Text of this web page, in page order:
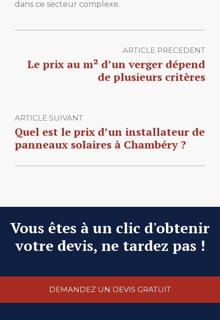
dans ce secteur complexe.
ARTICLE PRECEDENT
Le prix au m² d’un verger dépend
de plusieurs critères
ARTICLE SUIVANT
Quel est le prix d’un installateur de
panneaux solaires à Chambéry ?
Vous êtes à un clic d'obtenir
votre devis, ne tardez pas !
DEMANDEZ UN DEVIS GRATUIT